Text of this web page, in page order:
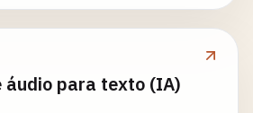
para texto (IA)